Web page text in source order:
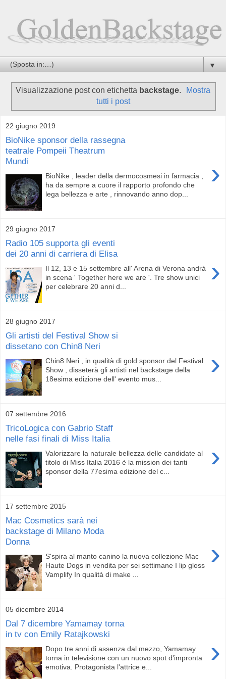
▼
Visualizzazione post con etichetta backstage.
Mostra
tutti i post
22 giugno 2019
BioNike sponsor della rassegna
teatrale Pompeii Theatrum
Mundi
›
BioNike , leader della dermocosmesi in farmacia ,
ha da sempre a cuore il rapporto profondo che
lega bellezza e arte , rinnovando anno dop...
29 giugno 2017
Radio 105 supporta gli eventi
dei 20 anni di carriera di Elisa
›
Il 12, 13 e 15 settembre all' Arena di Verona andrà
in scena ' Together here we are '. Tre show unici
per celebrare 20 anni d...
28 giugno 2017
Gli artisti del Festival Show si
dissetano con Chin8 Neri
›
Chin8 Neri , in qualità di gold sponsor del Festival
Show , disseterà gli artisti nel backstage della
18esima edizione dell' evento mus...
07 settembre 2016
TricoLogica con Gabrio Staff
nelle fasi finali di Miss Italia
›
Valorizzare la naturale bellezza delle candidate al
titolo di Miss Italia 2016 è la mission dei tanti
sponsor della 77esima edizione del c...
17 settembre 2015
Mac Cosmetics sarà nei
backstage di Milano Moda
Donna
›
S'spira al manto canino la nuova collezione Mac
Haute Dogs in vendita per sei settimane I lip gloss
Vamplify In qualità di make ...
05 dicembre 2014
Dal 7 dicembre Yamamay torna
in tv con Emily Ratajkowski
›
Dopo tre anni di assenza dal mezzo, Yamamay
torna in televisione con un nuovo spot d'impronta
emotiva. Protagonista l'attrice e...